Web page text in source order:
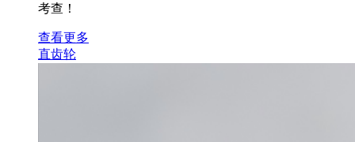
考查！
查看更多
直齿轮